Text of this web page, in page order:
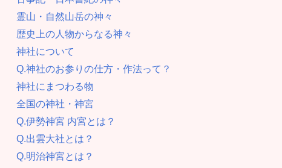
霊山・自然山岳の神々
歴史上の人物からなる神々
神社について
Q.神社のお参りの仕方・作法って？
神社にまつわる物
全国の神社・神宮
Q.伊勢神宮 内宮とは？
Q.出雲大社とは？
Q.明治神宮とは？